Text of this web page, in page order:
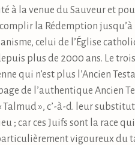
à la venue du Sauveur et
la Rédemption
celui de l’Église
plus de 2000 ans. Le
qui n’est plus l’Ancien
de l’authentique Ancien
», c’-à-d. leur
; car ces Juifs sont la race
vigoureux du